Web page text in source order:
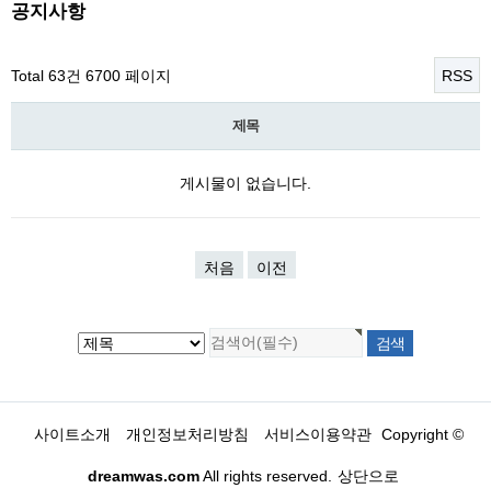
공지사항
Total 63건 6700 페이지 RSS
제목
게시물이 없습니다.
처음 이전
사이트소개 개인정보처리방침 서비스이용약관 Copyright ©
dreamwas.comAll rights reserved. 상단으로